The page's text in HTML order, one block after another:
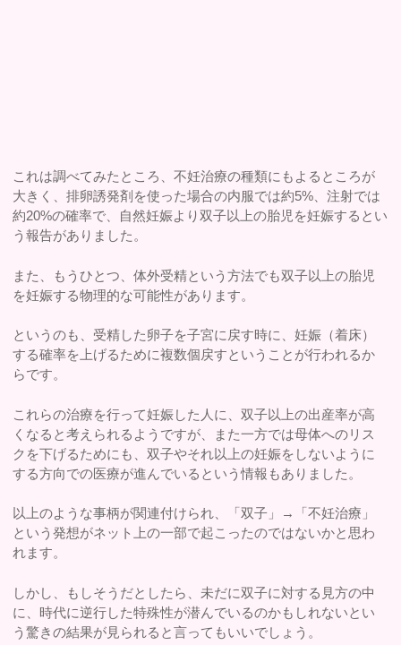
これは調べてみたところ、不妊治療の種類にもよるところが
大きく、排卵誘発剤を使った場合の内服では約5%、注射では
約20%の確率で、自然妊娠より双子以上の胎児を妊娠するとい
う報告がありました。
また、もうひとつ、体外受精という方法でも双子以上の胎児
を妊娠する物理的な可能性があります。
というのも、受精した卵子を子宮に戻す時に、妊娠（着床）
する確率を上げるために複数個戻すということが行われるか
らです。
これらの治療を行って妊娠した人に、双子以上の出産率が高
くなると考えられるようですが、また一方では母体へのリス
クを下げるためにも、双子やそれ以上の妊娠をしないように
する方向での医療が進んでいるという情報もありました。
以上のような事柄が関連付けられ、「双子」→「不妊治療」
という発想がネット上の一部で起こったのではないかと思わ
れます。
しかし、もしそうだとしたら、未だに双子に対する見方の中
に、時代に逆行した特殊性が潜んでいるのかもしれないとい
う驚きの結果が見られると言ってもいいでしょう。